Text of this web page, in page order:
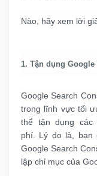
Nào, hãy xem lời
1. Tận dụng
Google Search
trong lĩnh vực tối
thể tận dụng các
phí. Lý do là, bạn
Google Search
lập chỉ mục của